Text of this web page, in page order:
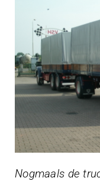
Nogmaals de